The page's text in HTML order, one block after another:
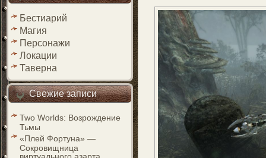
Бестиарий
Магия
Персонажи
Локации
Таверна
Свежие записи
Two Worlds: Возрождение
Тьмы
«Плей Фортуна» —
Сокровищница
виртуального азарта